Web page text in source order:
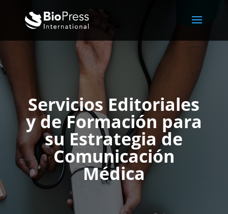
Servicios Editoriales
y de Formación para
su Estrategia de
Comunicación
Médica